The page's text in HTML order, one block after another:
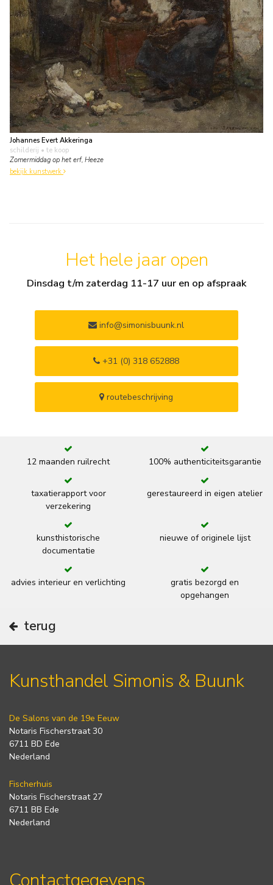
Johannes Evert Akkeringa
schilderij • te koop
Zomermiddag op het erf, Heeze
bekijk kunstwerk
Het hele jaar open
Dinsdag t/m zaterdag 11-17 uur en op afspraak
info@simonisbuunk.nl
+31 (0) 318 652888
routebeschrijving
12 maanden ruilrecht 100% authenticiteitsgarantie
taxatierapport voor
verzekering
gerestaureerd in eigen atelier
kunsthistorische
documentatie
nieuwe of originele lijst
advies interieur en verlichting
gratis bezorgd en
opgehangen
terug
Kunsthandel Simonis & Buunk
De Salons van de 19e Eeuw
Notaris Fischerstraat 30
6711 BD Ede
Nederland
Fischerhuis
Notaris Fischerstraat 27
6711 BB Ede
Nederland